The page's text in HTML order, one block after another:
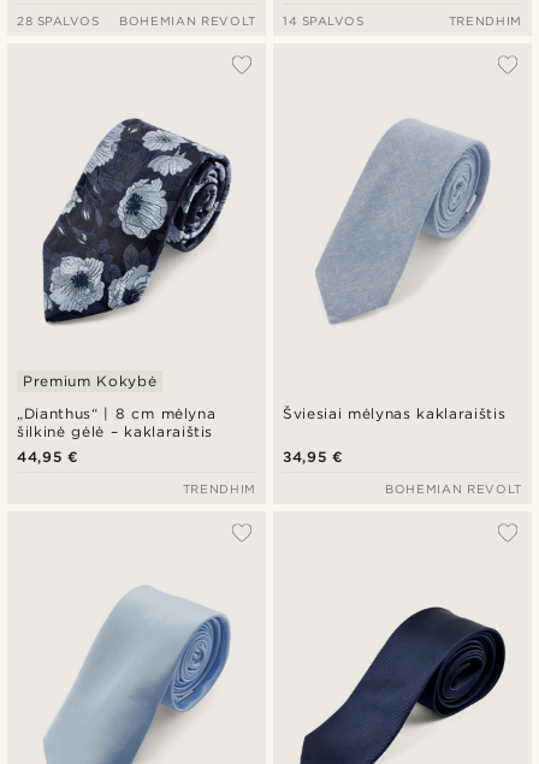
28 SPALVOS BOHEMIAN REVOLT 14 SPALVOS TRENDHIM
„Dianthus“ | 8 cm mėlyna
šilkinė gėlė – kaklaraištis
Premium Kokybė
44,95 €
TRENDHIM
Šviesiai mėlynas kaklaraištis
34,95 €
BOHEMIAN REVOLT